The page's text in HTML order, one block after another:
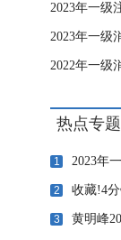
2023年一级
热点专
1 2023年一
2 收藏!4分
3 黄明峰